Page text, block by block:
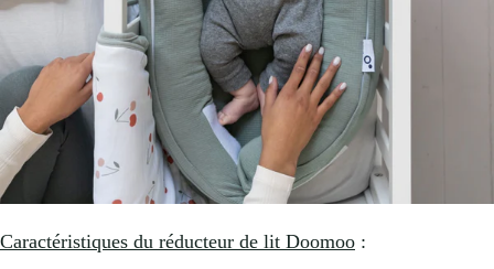
Caractéristiques du réducteur de lit Doomoo :